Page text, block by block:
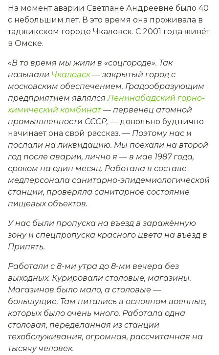
На момент аварии Светлане Андреевне было 40
с небольшим лет. В это время она проживала в
таджикском городе Чкаловск. С 2001 года живёт
в Омске.
«В то время мы жили в «соцгороде». Так
называли Чкаловск— закрытый город с
московским обеспечением. Градообразующим
предприятием являлсяЛенинабадский горно-
химический комбинат— первенец атомной
промышленности СССР, — довольно буднично
начинает она свой рассказ. — Поэтому нас и
послали наликвидацию. Мы поехали на второй
год после аварии, лично я — в мае 1987 года,
сроком на один месяц. Работала в составе
медперсонала санитарно-эпидемиологической
станции, проверяла санитарное состояние
пищевых объектов.
У нас были пропуска на въезд в заражённую
зону и спецпропуска красного цвета на въезд в
Припять.
Работали с 8-ми утра до 8-ми вечера без
выходных. Курировали столовые, магазины.
Магазинов было мало, а столовые —
большущие. Там питались в основном военные,
которых было очень много. Работала одна
столовая, переделанная из станции
техобслуживания, огромная, рассчитанная на
тысячу человек.